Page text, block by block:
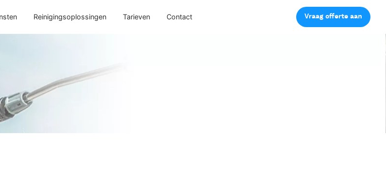
Reinigingsoplossingen Tarieven Contact Vraag offerte aan